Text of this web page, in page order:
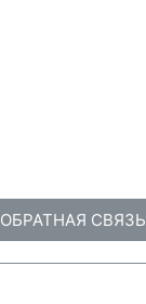
ОБРАТНАЯ СВЯЗЬ